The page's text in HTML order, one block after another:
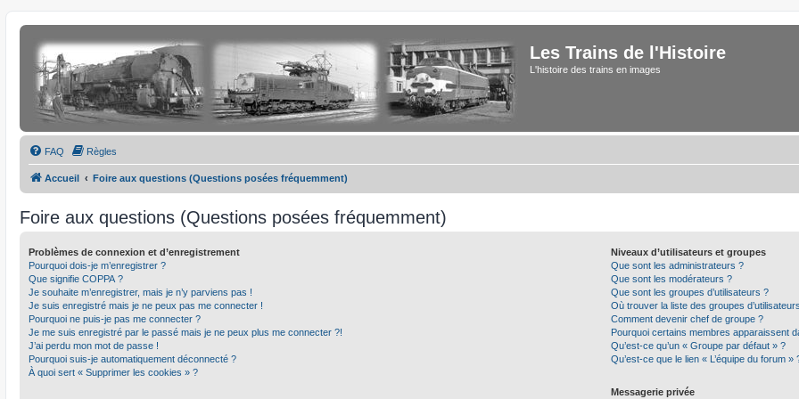
Les Trains de l'Histoire
L'histoire des trains en images
FAQ Règles
Accueil Foire aux questions (Questions posées fréquemment)
Foire aux questions (Questions posées fréquemment)
Problèmes de connexion et d’enregistrement
Pourquoi dois-je m’enregistrer ?
Que signifie COPPA ?
Je souhaite m’enregistrer, mais je n’y parviens pas !
Je suis enregistré mais je ne peux pas me connecter !
Pourquoi ne puis-je pas me connecter ?
Je me suis enregistré par le passé mais je ne peux plus me connecter ?!
J’ai perdu mon mot de passe !
Pourquoi suis-je automatiquement déconnecté ?
À quoi sert « Supprimer les cookies » ?
Niveaux d’utilisateurs et groupes
Que sont les administrateurs ?
Que sont les modérateurs ?
Que sont les groupes d’utilisateurs ?
Où trouver la liste des groupes
Comment devenir chef de groupe ?
Pourquoi certains membres apparaissent
Qu’est-ce qu’un « Groupe par défaut » ?
Qu’est-ce que le lien « L’équipe du forum »
Messagerie privée